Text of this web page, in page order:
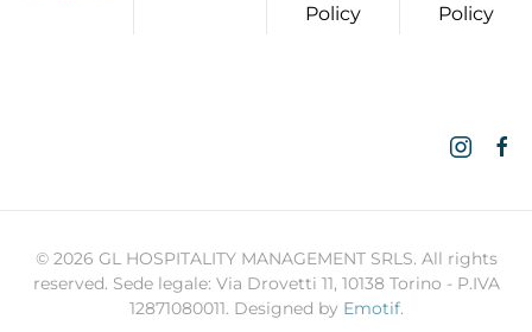
Policy
Policy
© 2026 GL HOSPITALITY MANAGEMENT SRLS. All rights
reserved. Sede legale: Via Drovetti 11, 10138 Torino - P.IVA
12871080011. Designed by Emotif.